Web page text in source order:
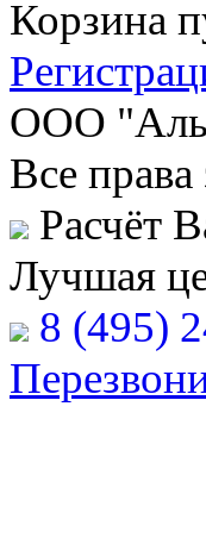
Корзина
ООО
Все
Расчёт
Лучшая
8 (495)